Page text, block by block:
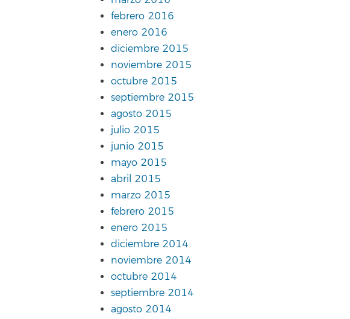
febrero 2016
enero 2016
diciembre 2015
noviembre 2015
octubre 2015
septiembre 2015
agosto 2015
julio 2015
junio 2015
mayo 2015
abril 2015
marzo 2015
febrero 2015
enero 2015
diciembre 2014
noviembre 2014
octubre 2014
septiembre 2014
agosto 2014